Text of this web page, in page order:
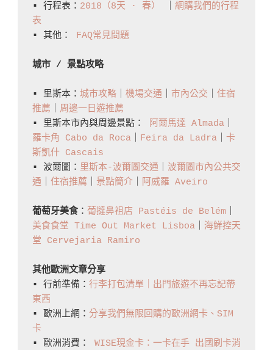
旅
資
訊
Frequently
Asked
(FAQ)
About
Portugal:
What
Need
▪️ 行程表： 2018（8天 · 春）
網購我們的行程
表
▪️ 其他： FAQ常見問題
城市 / 景點攻略
▪️ 里斯本： 城市攻略 機場交通 市內公交
住宿
推薦
周邊一日遊推薦
▪️ 里斯本市內與周邊景點：
阿爾馬達 Almada
羅卡角 Cabo da Roca
Feira da Ladra
卡
斯凱什 Cascais
▪️ 波爾圖： 里斯本-波爾圖交通
波爾圖市內公共交
通
住宿推薦 景點簡介 阿威羅 Aveiro
葡萄牙美食 ： 葡撻鼻祖店 Pastéis de Belém
美食食堂 Time Out Market Lisboa
海鮮控天
堂 Cervejaria Ramiro
其他歐洲文章分享
▪️ 行前準備： 行李打包清單｜出門旅遊不再忘記帶
東西
▪️ 歐洲上網： 分享我們無限回購的歐洲網卡、SIM
卡
▪️ 歐洲消費： WISE現金卡：一卡在手 出國刷卡消